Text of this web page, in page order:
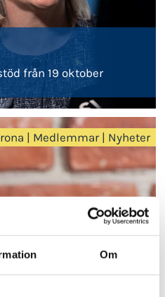
Om
från 19 oktober
| Medlemmar| Nyheter